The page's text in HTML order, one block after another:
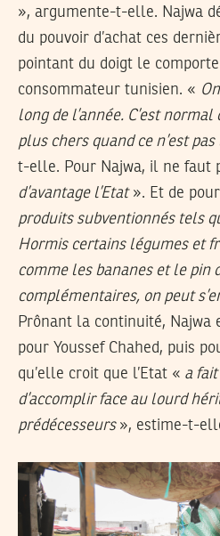
», argumente-t-elle. Najwa
du pouvoir d’achat ces
pointant du doigt le
consommateur tunisien. «
long de l’année. C’est
plus chers quand ce n’est
t-elle. Pour Najwa, il ne faut
d’avantage l’Etat». Et de
produits subventionnés tels
Hormis certains légumes et
comme les bananes et le pin
complémentaires, on peut
Prônant la continuité, Najwa
pour Youssef Chahed, puis
qu’elle croit que l’Etat « a
d’accomplir face au lourd
prédécesseurs », estime-t-